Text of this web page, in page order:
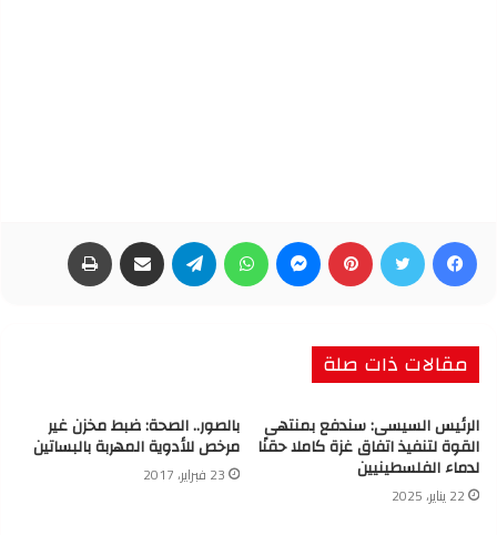
فيسبوك تويتر بينتيريست ماسنجر واتساب تيلقرام مشاركة عبر البريد
مقالات ذات صلة
الرئيس السيسى: سندفع بمنتهى
القوة لتنفيذ اتفاق غزة كاملا حقنًا
لدماء الفلسطينيين
22 يناير، 2025
بالصور.. الصحة: ضبط مخزن غير
مرخص للأدوية المهربة بالبساتين
23 فبراير، 2017